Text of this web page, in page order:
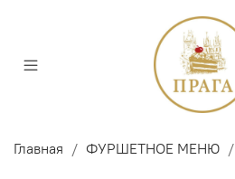
Главная ФУРШЕТНОЕ МЕНЮ